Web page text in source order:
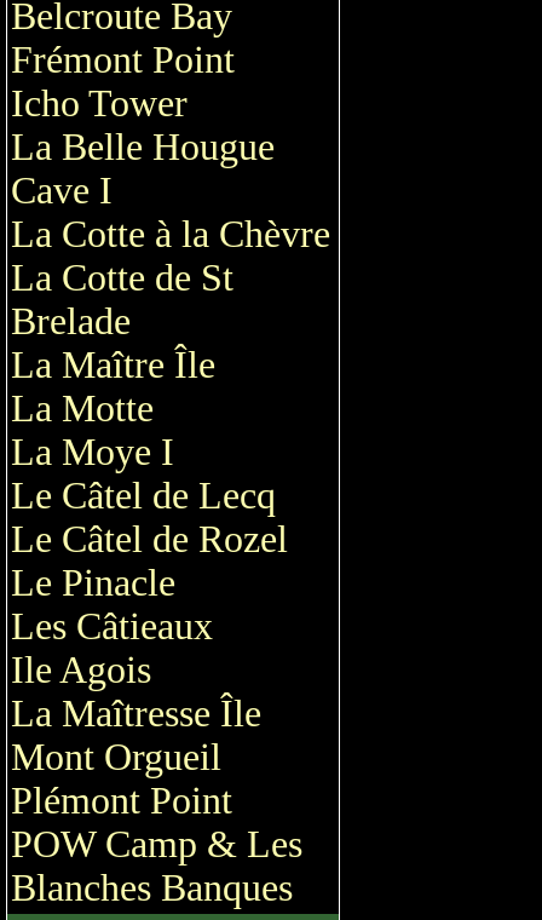
Belcroute Bay
Frémont Point
Icho Tower
La Belle Hougue
Cave I
La Cotte à la Chèvre
La Cotte de St
Brelade
La Maître Île
La Motte
La Moye I
Le Câtel de Lecq
Le Câtel de Rozel
Le Pinacle
Les Câtieaux
Ile Agois
La Maîtresse Île
Mont Orgueil
Plémont Point
POW Camp & Les
Blanches Banques